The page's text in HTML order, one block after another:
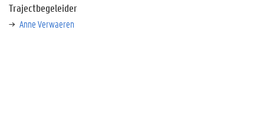
Trajectbegeleider
Anne Verwaeren